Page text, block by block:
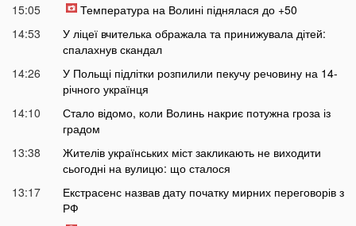
15:05
Температура на Волині піднялася до +50
14:53
У ліцеї вчителька ображала та принижувала дітей:
спалахнув скандал
14:26
У Польщі підлітки розпилили пекучу речовину на 14-
річного українця
14:10
Стало відомо, коли Волинь накриє потужна гроза із
градом
13:38
Жителів українських міст закликають не виходити
сьогодні на вулицю: що сталося
13:17
Екстрасенс назвав дату початку мирних переговорів з
РФ